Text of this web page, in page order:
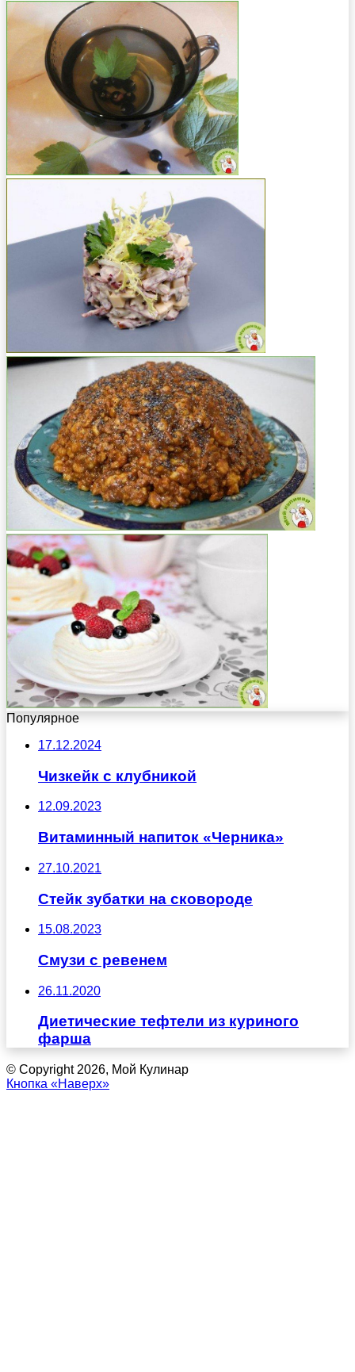
Популярное
17.12.2024
Чизкейк с клубникой
12.09.2023
Витаминный напиток «Черника»
27.10.2021
Стейк зубатки на сковороде
15.08.2023
Смузи с ревенем
26.11.2020
Диетические тефтели из куриного
фарша
© Copyright 2026, Мой Кулинар
Кнопка «Наверх»